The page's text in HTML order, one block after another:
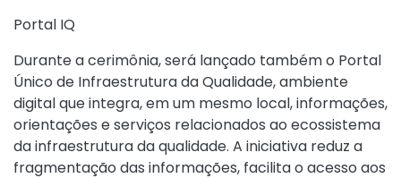
Portal IQ
Durante a cerimônia, será lançado também o Portal
Único de Infraestrutura da Qualidade, ambiente
digital que integra, em um mesmo local, informações,
orientações e serviços relacionados ao ecossistema
da infraestrutura da qualidade. A iniciativa reduz a
fragmentação das informações, facilita o acesso aos